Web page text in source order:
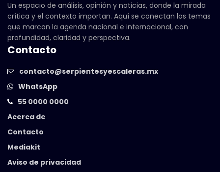
Un espacio de análisis, opinión y noticias, donde la mirada
crítica y el contexto importan. Aquí se conectan los temas
que marcan la agenda nacional e internacional, con
profundidad, claridad y perspectiva.
Contacto
contacto@serpientesyescaleras.mx
WhatsApp
55 0000 0000
Acerca de
Contacto
Mediakit
Aviso de privacidad